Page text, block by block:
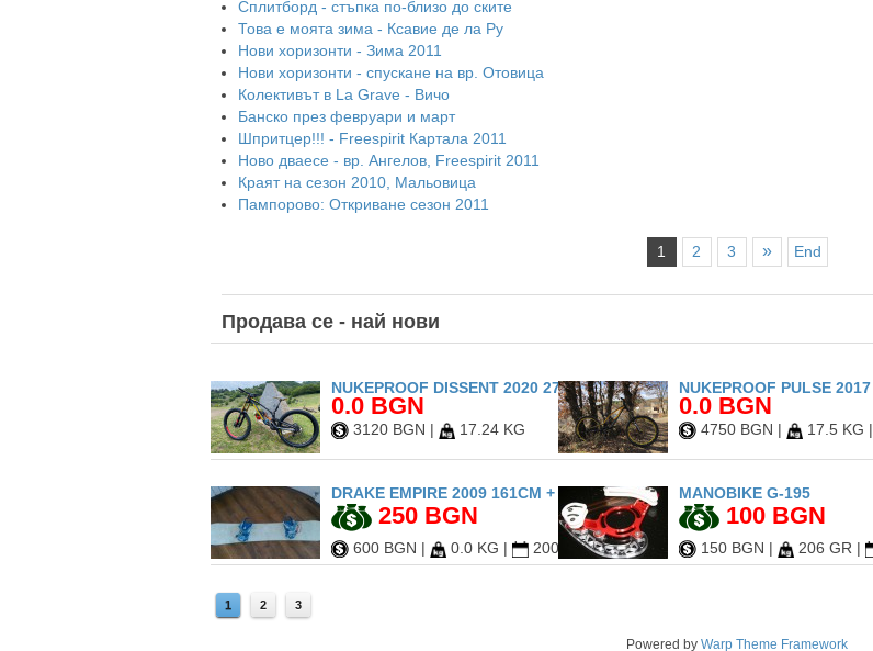
Сплитборд - стъпка по-близо до ските
Това е моята зима - Ксавие де ла Ру
Нови хоризонти - Зима 2011
Нови хоризонти - спускане на вр. Отовица
Колективът в La Grave - Вичо
Банско през февруари и март
Шпритцер!!! - Freespirit Картала 2011
Ново дваесе - вр. Ангелов, Freespirit 2011
Краят на сезон 2010, Мальовица
Пампорово: Откриване сезон 2011
1 2 3 » End
Продава се - най нови
NUKEPROOF DISSENT 2020 27.5
0.0 BGN
3120 BGN | 17.24 KG
NUKEPROOF PULSE 2017
0.0 BGN
4750 BGN | 17.5 KG |
DRAKE EMPIRE 2009 161CM + DRAKE FIFTY L
250 BGN
600 BGN | 0.0 KG | 2009
MANOBIKE G-195
100 BGN
150 BGN | 206 GR |
1 2 3
Powered by Warp Theme Framework